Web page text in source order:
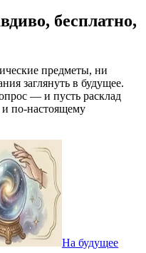
бесплатно,
предметы, ни
заглянуть в будущее.
— и пусть расклад
и по-настоящему
На будущее